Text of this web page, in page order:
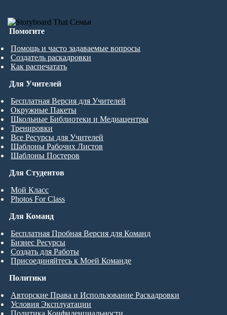
Помогите
Помощь и часто задаваемые вопросы
Создатель раскадровки
Как распечатать
Для Студентов
Мой Класс
Photos For Class
Для Учителей
Бесплатная Версия для Учителей
Окружные Пакеты
Школьные Библиотеки и Медиацентры
Тренировки
Все Ресурсы для Учителей
Шаблоны Рабочих Листов
Шаблоны Постеров
Для Команд
Бесплатная Пробная Версия для Команд
Бизнес Ресурсы
Создать для Работы
Присоединяйтесь к Моей Команде
Политики
Авторские Права и Использование Раскадровки
Условия Эксплуатации
Политика Конфиденциальности